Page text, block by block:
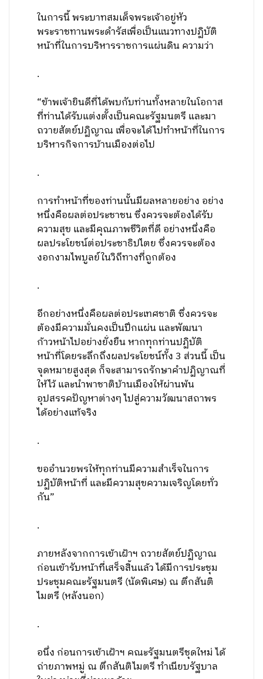
ในการนี้ พระบาทสมเด็จพระเจ้าอยู่หัว
พระราชทานพระดำรัสเพื่อเป็นแนวทางปฏิบัติ
หน้าที่ในการบริหารราชการแผ่นดิน ความว่า
.
“ข้าพเจ้ายินดีที่ได้พบกับท่านทั้งหลายในโอกาส
ที่ท่านได้รับแต่งตั้งเป็นคณะรัฐมนตรี และมา
ถวายสัตย์ปฏิญาณ เพื่อจะได้ไปทำหน้าที่ในการ
บริหารกิจการบ้านเมืองต่อไป
.
การทำหน้าที่ของท่านนั้นมีผลหลายอย่าง อย่าง
หนึ่งคือผลต่อประชาชน ซึ่งควรจะต้องได้รับ
ความสุข และมีคุณภาพชีวิตที่ดี อย่างหนึ่งคือ
ผลประโยชน์ต่อประชาธิปไตย ซึ่งควรจะต้อง
งอกงามไพบูลย์ในวิถีทางที่ถูกต้อง
.
อีกอย่างหนึ่งคือผลต่อประเทศชาติ ซึ่งควรจะ
ต้องมีความมั่นคงเป็นปึกแผ่น และพัฒนา
ก้าวหน้าไปอย่างยั่งยืน หากทุกท่านปฏิบัติ
หน้าที่โดยระลึกถึงผลประโยชน์ทั้ง 3 ส่วนนี้ เป็น
จุดหมายสูงสุด ก็จะสามารถรักษาคำปฏิญาณที่
ให้ไว้ และนำพาชาติบ้านเมืองให้ผ่านพ้น
อุปสรรคปัญหาต่างๆ ไปสู่ความวัฒนาสถาพร
ได้อย่างแท้จริง
.
ขออำนวยพรให้ทุกท่านมีความสำเร็จในการ
ปฏิบัติหน้าที่ และมีความสุขความเจริญโดยทั่ว
กัน”
.
ภายหลังจากการเข้าเฝ้าฯ ถวายสัตย์ปฏิญาณ
ก่อนเข้ารับหน้าที่เสร็จสิ้นแล้ว ได้มีการประชุม
ประชุมคณะรัฐมนตรี (นัดพิเศษ) ณ ตึกสันติ
ไมตรี (หลังนอก)
.
อนึ่ง ก่อนการเข้าเฝ้าฯ คณะรัฐมนตรีชุดใหม่ ได้
ถ่ายภาพหมู่ ณ ตึกสันติไมตรี ทำเนียบรัฐบาล